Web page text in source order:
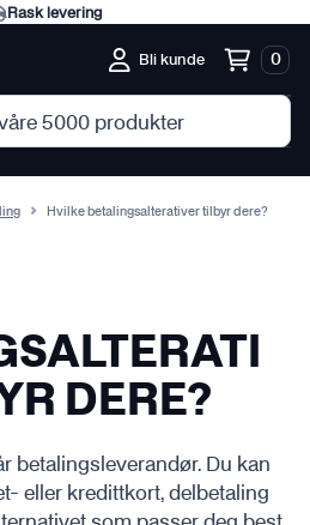
Rask levering
Bli kunde 0
Hvilke betalingsalterativer tilbyr dere?
DERE?
betalingsleverandør. Du kan
eller kredittkort, delbetaling